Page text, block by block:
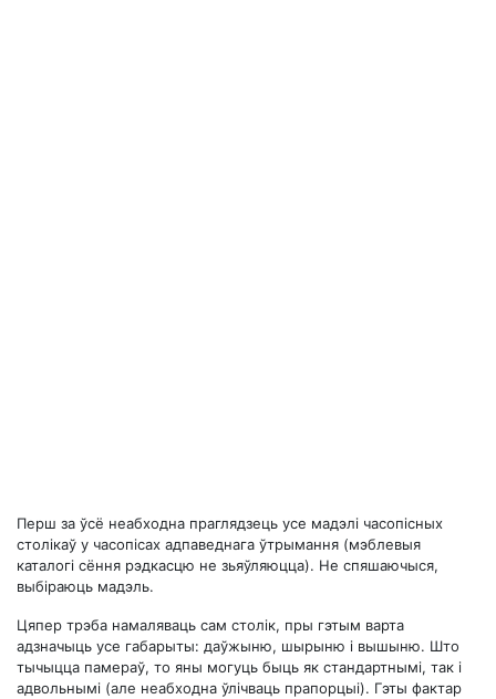
Перш за ўсё неабходна праглядзець усе мадэлі часопісных
столікаў у часопісах адпаведнага ўтрымання (мэблевыя
каталогі сёння рэдкасцю не зьяўляюцца). Не спяшаючыся,
выбіраюць мадэль.
Цяпер трэба намаляваць сам столік, пры гэтым варта
адзначыць усе габарыты: даўжыню, шырыню і вышыню. Што
тычыцца памераў, то яны могуць быць як стандартнымі, так і
адвольнымі (але неабходна ўлічваць прапорцыі). Гэты фактар ​​